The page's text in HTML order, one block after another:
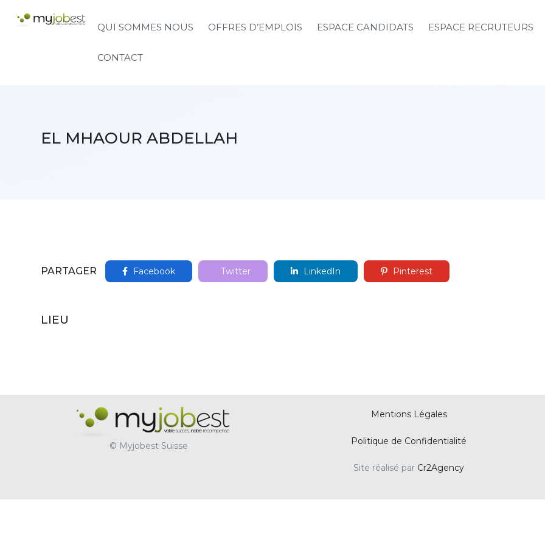
QUI SOMMES NOUS OFFRES D’EMPLOIS ESPACE CANDIDATS ESPACE RECRUTEURS
CONTACT
EL MHAOUR ABDELLAH
PARTAGER Facebook Twitter LinkedIn Pinterest
LIEU
© Myjobest Suisse
Mentions Légales
Politique de Confidentialité
Site réalisé par Cr2Agency